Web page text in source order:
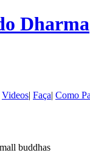
Dharma
Videos| Faça| Como